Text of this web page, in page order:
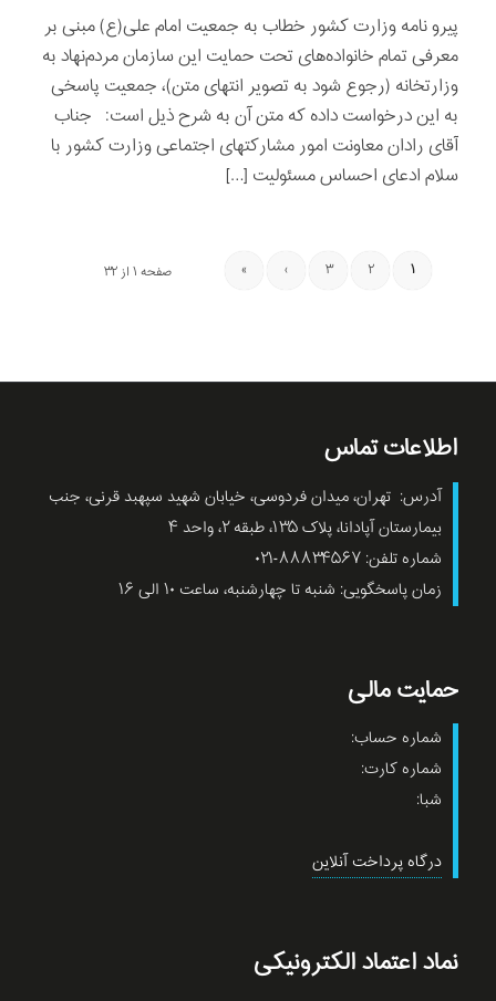
پیرو نامه وزارت کشور خطاب به جمعیت امام علی(ع) مبنی بر
معرفی تمام خانواده‌های تحت حمایت این سازمان مردم‌نهاد به
وزارتخانه (رجوع شود به تصویر انتهای متن)، جمعیت پاسخی
به این درخواست داده که متن آن به شرح ذیل است: جناب
آقای رادان معاونت امور مشارکتهای اجتماعی وزارت کشور با
سلام ادعای احساس مسئولیت […]
صفحه ۱ از ۳۲ ۱ ۲ ۳ ›
»
اطلاعات تماس
آدرس: تهران، میدان فردوسی، خیابان شهید سپهبد قرنی، جنب
بیمارستان آپادانا، پلاک ۱۳۵، طبقه ۲، واحد ۴
شماره تلفن: ۸۸۸۳۴۵۶۷-۰۲۱
زمان پاسخگویی: شنبه تا چهارشنبه، ساعت ۱۰ الی ۱۶
حمایت مالی
شماره حساب:
شماره کارت:
شبا:
درگاه پرداخت آنلاین
نماد اعتماد الکترونیکی